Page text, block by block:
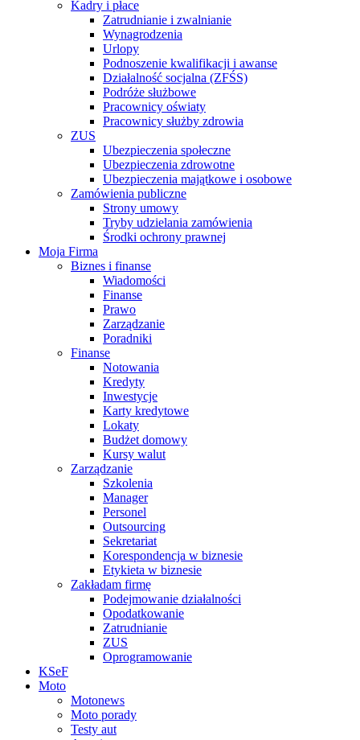
Kadry i płace
Zatrudnianie i zwalnianie
Wynagrodzenia
Urlopy
Podnoszenie kwalifikacji i awanse
Działalność socjalna (ZFŚS)
Podróże służbowe
Pracownicy oświaty
Pracownicy służby zdrowia
ZUS
Ubezpieczenia społeczne
Ubezpieczenia zdrowotne
Ubezpieczenia majątkowe i osobowe
Zamówienia publiczne
Strony umowy
Tryby udzielania zamówienia
Środki ochrony prawnej
Moja Firma
Biznes i finanse
Wiadomości
Finanse
Prawo
Zarządzanie
Poradniki
Finanse
Notowania
Kredyty
Inwestycje
Karty kredytowe
Lokaty
Budżet domowy
Kursy walut
Zarządzanie
Szkolenia
Manager
Personel
Outsourcing
Sekretariat
Korespondencja w biznesie
Etykieta w biznesie
Zakładam firmę
Podejmowanie działalności
Opodatkowanie
Zatrudnianie
ZUS
Oprogramowanie
KSeF
Moto
Motonews
Moto porady
Testy aut